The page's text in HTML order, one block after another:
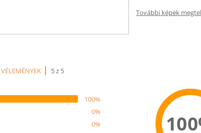
További képek
5 z 5
100%
0%
0%